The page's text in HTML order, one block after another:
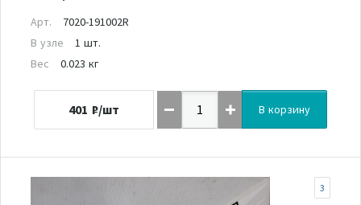
Арт.
7020-191002R
В узле
1 шт.
Вес
0.023 кг
401 ₽/шт В корзину
3